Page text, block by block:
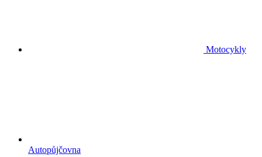
Motocykly
Autopůjčovna